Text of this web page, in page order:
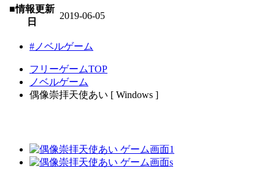
■情報更新
日
2019-06-05
#ノベルゲーム
フリーゲームTOP
ノベルゲーム
偶像崇拝天使あい [ Windows ]